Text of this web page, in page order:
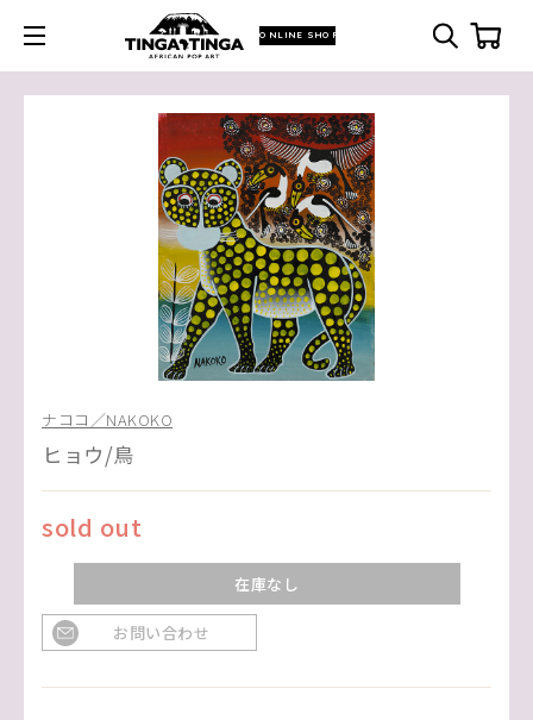
ONLINE SHOP
ナココ／NAKOKO
ヒョウ/鳥
sold out
在庫なし
お問い合わせ